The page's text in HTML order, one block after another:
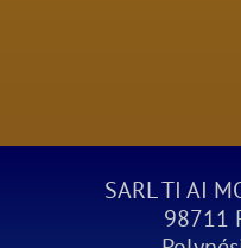
SARL TI AI
98711